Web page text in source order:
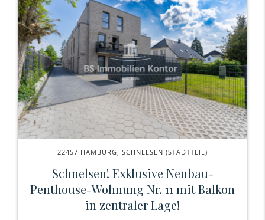
22457 HAMBURG, SCHNELSEN (STADTTEIL)
Schnelsen! Exklusive Neubau-
Penthouse-Wohnung Nr. 11 mit Balkon
in zentraler Lage!